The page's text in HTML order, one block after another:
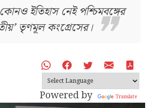
ইতিহাস নেই পশ্চিমবঙ্গের
তৃণমূল কংগ্রেসের।
Powered by Translate